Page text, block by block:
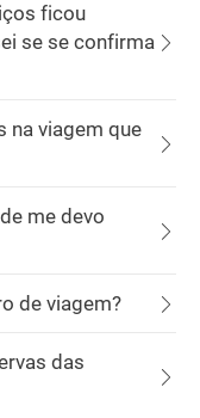
ficou
se se confirma
na viagem que
me devo
de viagem?
das